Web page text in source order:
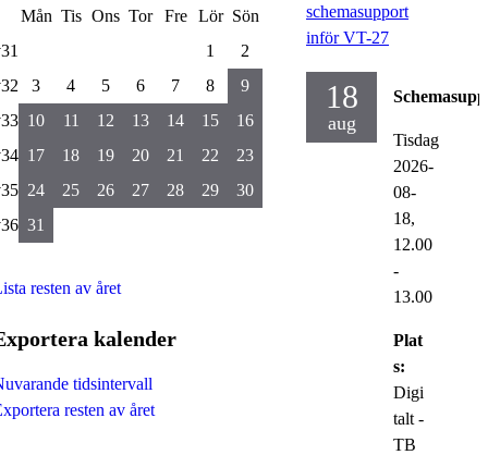
schemasupport
inför VT-27
18
aug
Tisdag
2026-
08-
18,
12.00
-
13.00
Plat
s:
Digi
talt -
TB
Mån Tis Ons Tor Fre Lör Sön
1
2
3 4 5 6 7 8
9
10 11 12 13 14 15
16
17 18 19 20 21 22
23
24 25 26 27 28 29
30
31
resten av året
kalender
tidsintervall
resten av året